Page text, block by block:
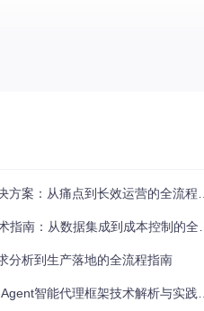
案：从痛点到长效运营的全流程指南
从数据集成到成本控制的全流程解决方案
分析到生产落地的全流程指南
智能代理框架技术解析与实践指南